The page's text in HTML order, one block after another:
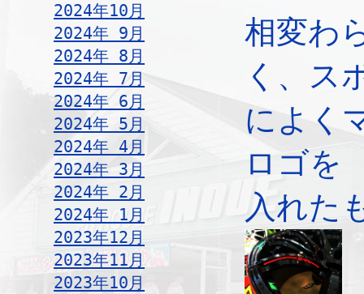
2024年10月
2024年 9月
2024年 8月
2024年 7月
2024年 6月
2024年 5月
2024年 4月
2024年 3月
2024年 2月
2024年 1月
2023年12月
2023年11月
2023年10月
相変わ
く、ス
によく
ロゴを
入れた